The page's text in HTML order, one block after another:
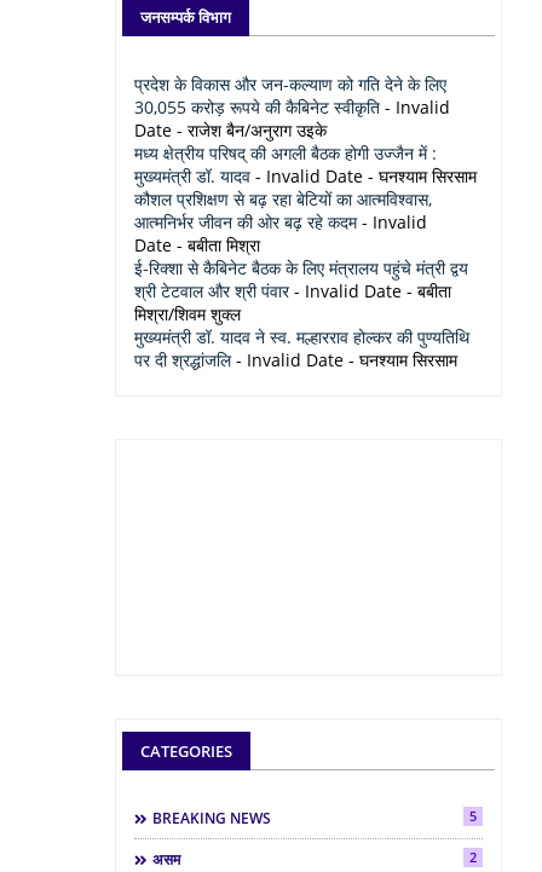
जनसम्पर्क विभाग
प्रदेश के विकास और जन-कल्याण को गति देने के लिए
30,055 करोड़ रूपये की कैबिनेट स्वीकृति - Invalid
Date - राजेश बैन/अनुराग उइके
मध्य क्षेत्रीय परिषद् की अगली बैठक होगी उज्जैन में :
मुख्यमंत्री डॉ. यादव - Invalid Date - घनश्याम सिरसाम
कौशल प्रशिक्षण से बढ़ रहा बेटियों का आत्मविश्वास,
आत्मनिर्भर जीवन की ओर बढ़ रहे कदम- Invalid
Date - बबीता मिश्रा
ई-रिक्शा से कैबिनेट बैठक के लिए मंत्रालय पहुंचे मंत्री द्वय
श्री टेटवाल और श्री पंवार- Invalid Date - बबीता
मिश्रा/शिवम शुक्ल
मुख्यमंत्री डॉ. यादव ने स्व. मल्हारराव होल्कर की पुण्यतिथि
पर दी श्रद्धांजलि- Invalid Date - घनश्याम सिरसाम
CATEGORIES
BREAKING NEWS 5
असम 2